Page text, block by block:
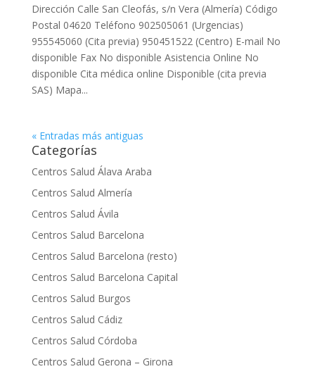
Dirección Calle San Cleofás, s/n Vera (Almería) Código
Postal 04620 Teléfono 902505061 (Urgencias)
955545060 (Cita previa) 950451522 (Centro) E-mail No
disponible Fax No disponible Asistencia Online No
disponible Cita médica online Disponible (cita previa
SAS) Mapa...
« Entradas más antiguas
Categorías
Centros Salud Álava Araba
Centros Salud Almería
Centros Salud Ávila
Centros Salud Barcelona
Centros Salud Barcelona (resto)
Centros Salud Barcelona Capital
Centros Salud Burgos
Centros Salud Cádiz
Centros Salud Córdoba
Centros Salud Gerona – Girona